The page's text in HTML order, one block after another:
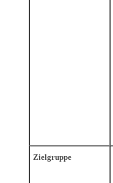
Zielgruppe